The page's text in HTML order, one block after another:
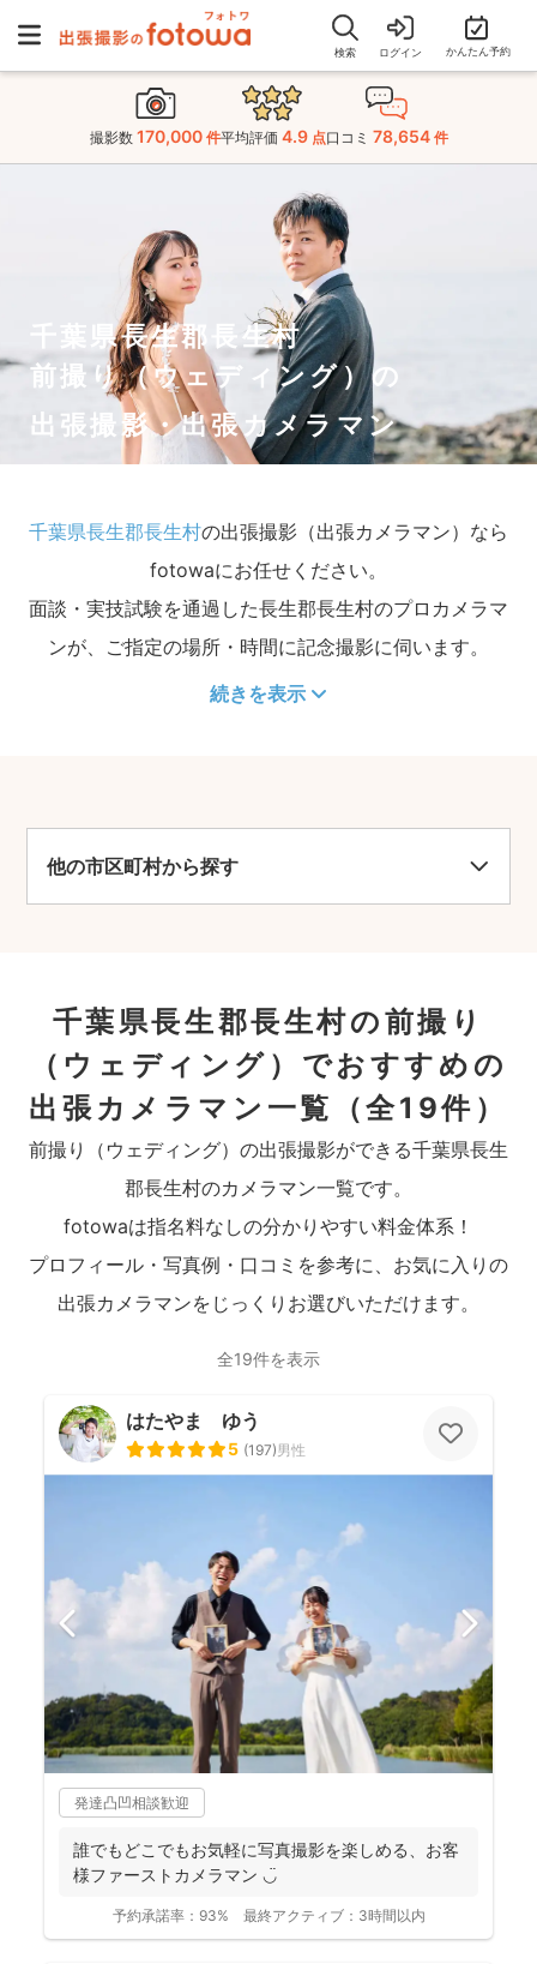
検索 ログイン かんたん予約
撮影数 170,000 件平均評価 4.9 点口コミ 78,654 件
千葉県長生郡長生村
前撮り（ウェディング）の
出張撮影・出張カメラマン
千葉県長生郡長生村の出張撮影（出張カメラマン）なら
fotowaにお任せください。
面談・実技試験を通過した長生郡長生村のプロカメラマ
ンが、ご指定の場所・時間に記念撮影に伺います。
続きを表示
他の市区町村から探す
千葉県長生郡長生村の前撮り
（ウェディング）でおすすめの
出張カメラマン一覧
（全19件）
前撮り（ウェディング）の出張撮影ができる千葉県長生
郡長生村のカメラマン一覧です。
fotowaは指名料なしの分かりやすい料金体系！
プロフィール・写真例・口コミを参考に、お気に入りの
出張カメラマンをじっくりお選びいただけます。
全19件を表示
はたやま ゆう
5 (197)男性
発達凸凹相談歓迎
誰でもどこでもお気軽に写真撮影を楽しめる、お客
様ファーストカメラマン ◡̈
予約承諾率： 93% 最終アクティブ： 3時間以内